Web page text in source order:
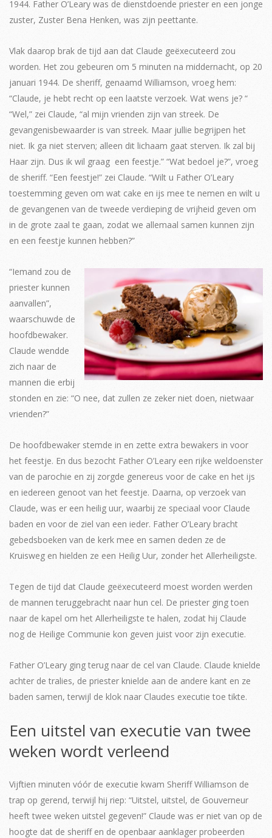
1944. Father O’Leary was de dienstdoende priester en een jonge
zuster, Zuster Bena Henken, was zijn peettante.
Vlak daarop brak de tijd aan dat Claude geëxecuteerd zou
worden. Het zou gebeuren om 5 minuten na middernacht, op 20
januari 1944. De sheriff, genaamd Williamson, vroeg hem:
“Claude, je hebt recht op een laatste verzoek. Wat wens je? “
“Wel,” zei Claude, “al mijn vrienden zijn van streek. De
gevangenisbewaarder is van streek. Maar jullie begrijpen het
niet. Ik ga niet sterven; alleen dit lichaam gaat sterven. Ik zal bij
Haar zijn. Dus ik wil graag een feestje.” “Wat bedoel je?”, vroeg
de sheriff. “Een feestje!” zei Claude. “Wilt u Father O’Leary
toestemming geven om wat cake en ijs mee te nemen en wilt u
de gevangenen van de tweede verdieping de vrijheid geven om
in de grote zaal te gaan, zodat we allemaal samen kunnen zijn
en een feestje kunnen hebben?”
“Iemand zou de
priester kunnen
aanvallen”,
waarschuwde de
hoofdbewaker.
Claude wendde
zich naar de
mannen die erbij
stonden en zie: “O nee, dat zullen ze zeker niet doen, nietwaar
vrienden?”
De hoofdbewaker stemde in en zette extra bewakers in voor
het feestje. En dus bezocht Father O’Leary een rijke weldoenster
van de parochie en zij zorgde genereus voor de cake en het ijs
en iedereen genoot van het feestje. Daarna, op verzoek van
Claude, was er een heilig uur, waarbij ze speciaal voor Claude
baden en voor de ziel van een ieder. Father O’Leary bracht
gebedsboeken van de kerk mee en samen deden ze de
Kruisweg en hielden ze een Heilig Uur, zonder het Allerheiligste.
Tegen de tijd dat Claude geëxecuteerd moest worden werden
de mannen teruggebracht naar hun cel. De priester ging toen
naar de kapel om het Allerheiligste te halen, zodat hij Claude
nog de Heilige Communie kon geven juist voor zijn executie.
Father O’Leary ging terug naar de cel van Claude. Claude knielde
achter de tralies, de priester knielde aan de andere kant en ze
baden samen, terwijl de klok naar Claudes executie toe tikte.
Een uitstel van executie van twee
weken wordt verleend
Vijftien minuten vóór de executie kwam Sheriff Williamson de
trap op gerend, terwijl hij riep: “Uitstel, uitstel, de Gouverneur
heeft twee weken uitstel gegeven!” Claude was er niet van op de
hoogte dat de sheriff en de openbaar aanklager probeerden